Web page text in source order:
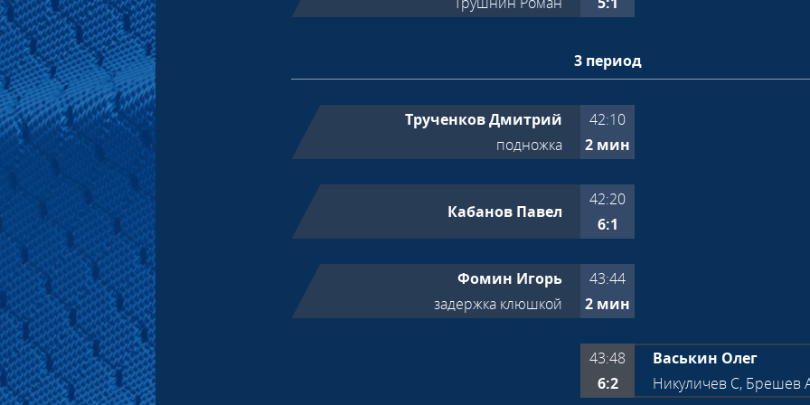
3 период
Трученков Дмитрий
подножка
42:10
2 мин
Кабанов Павел
42:20
6:1
Фомин Игорь
задержка клюшкой
43:44
2 мин
43:48
6:2
Васькин Олег
Никуличев С, Брешев